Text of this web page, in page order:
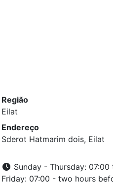
Região
Eilat
Endereço
Sderot Hatmarim dois, Eilat
Sunday - Thursday:
Friday: 07:00 - two hours